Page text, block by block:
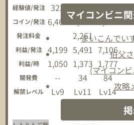
マイコンビニ
まいこんでい
伯父
(マイコン
攻略
経験値/発注 323 646 969
コイン/発注 6,460 7,752 9,367
発注料金 2,261
利益/発注 4,199 5,491 7,106
利益/時 1,050 1,373 1,777
開発費 -- 34 84
解禁レベル Lv9 Lv11 Lv14